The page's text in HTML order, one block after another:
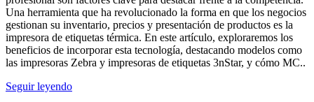
Una herramienta que ha revolucionado la forma en que los negocios
gestionan su inventario, precios y presentación de productos es la
impresora de etiquetas térmica. En este artículo, exploraremos los
beneficios de incorporar esta tecnología, destacando modelos como
las impresoras Zebra y impresoras de etiquetas 3nStar, y cómo MC..
Seguir leyendo